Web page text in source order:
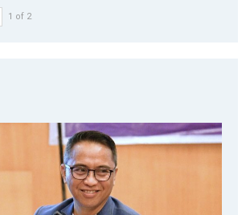
1 of 2